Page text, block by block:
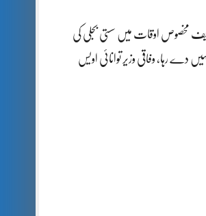
مخصوص اوقات میں سستی بجلی کی
دے رہا، وفاقی وزیر توانائی اویس